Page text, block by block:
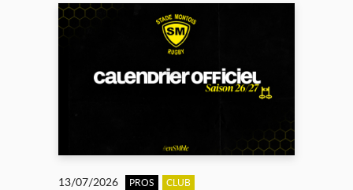
13/07/2026 PROS CLUB